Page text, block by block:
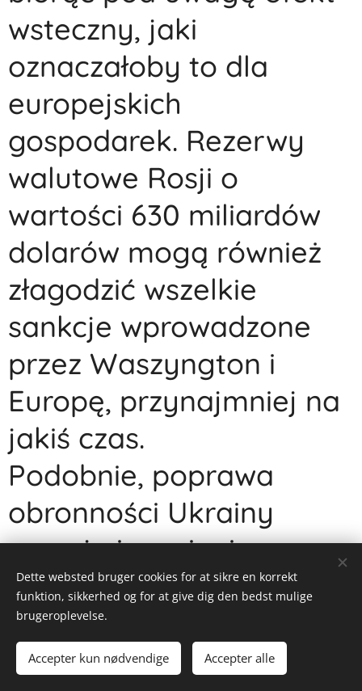
wsteczny, jaki
oznaczałoby to dla
europejskich
gospodarek. Rezerwy
walutowe Rosji o
wartości 630 miliardów
dolarów mogą również
złagodzić wszelkie
sankcje wprowadzone
przez Waszyngton i
Europę, przynajmniej na
jakiś czas.
Podobnie, poprawa
obronności Ukrainy
raczej nie zmieni
rachunku rosyjskiego.
Odkąd pojawiły się
doniesienia o
Lav din egen hjemmeside gratis! Kom i gang
Dette websted bruger cookies for at sikre en korrekt
funktion, sikkerhed og for at give dig den bedst mulige
brugeroplevelse.
Accepter kun nødvendige Accepter alle